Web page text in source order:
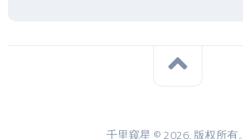
千里窥星 © 2026. 版权所有。